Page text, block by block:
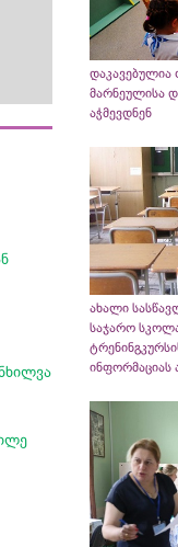
დაკავებულია
მარნეულისა
აჭმევდნენ
ახალი
საჯარო
ინფორმაციას